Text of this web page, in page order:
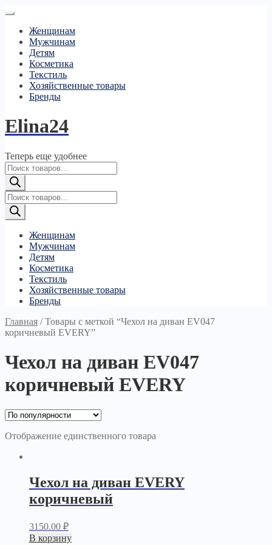
Женщинам
Мужчинам
Детям
Косметика
Текстиль
Хозяйственные товары
Бренды
Elina24
Теперь еще удобнее
Поиск
товаров
Поиск
товаров
Женщинам
Мужчинам
Детям
Косметика
Текстиль
Хозяйственные товары
Бренды
Главная /Товары с меткой “Чехол на диван EV047
коричневый EVERY”
Чехол на диван EV047
коричневый EVERY
Отображение единственного товара
Чехол на диван EVERY
коричневый
3150.00 ₽
В корзину